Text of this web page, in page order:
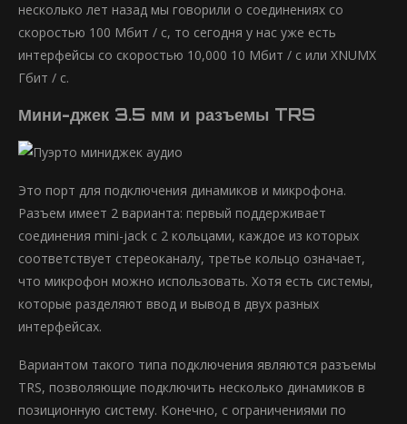
несколько лет назад мы говорили о соединениях со
скоростью 100 Мбит / с, то сегодня у нас уже есть
интерфейсы со скоростью 10,000 10 Мбит / с или XNUMX
Гбит / с.
Мини-джек 3.5 мм и разъемы TRS
Это порт для подключения динамиков и микрофона.
Разъем имеет 2 варианта: первый поддерживает
соединения mini-jack с 2 кольцами, каждое из которых
соответствует стереоканалу, третье кольцо означает,
что микрофон можно использовать. Хотя есть системы,
которые разделяют ввод и вывод в двух разных
интерфейсах.
Вариантом такого типа подключения являются разъемы
TRS, позволяющие подключить несколько динамиков в
позиционную систему. Конечно, с ограничениями по